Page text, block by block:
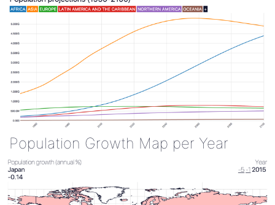
Population Growth Map per Year